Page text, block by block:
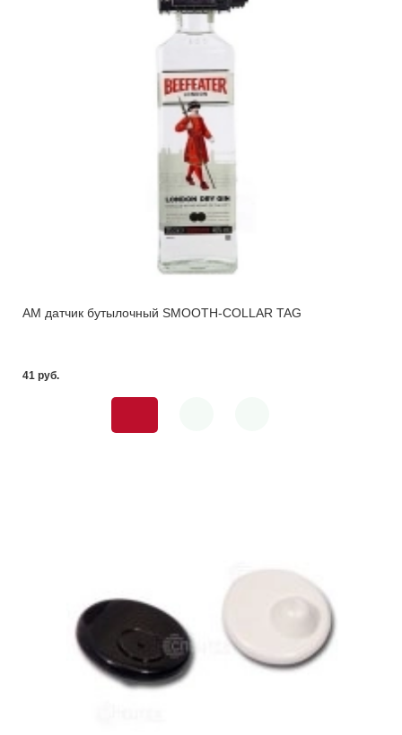
AM датчик бутылочный SMOOTH-COLLAR TAG
41 pуб.